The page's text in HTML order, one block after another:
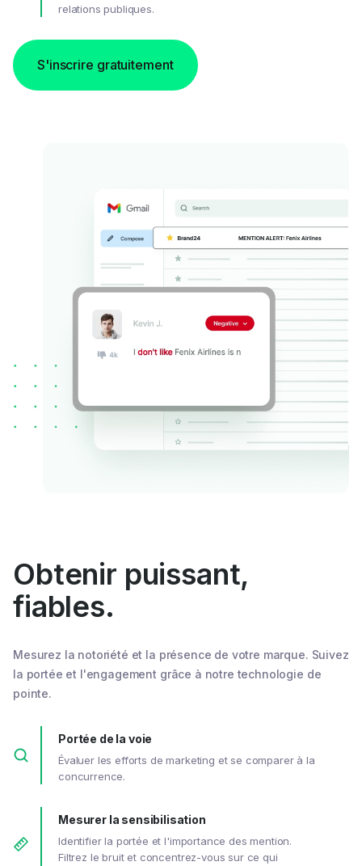
relations publiques.
S'inscrire gratuitement
Obtenir puissant,
fiables.
Mesurez la notoriété et la présence de votre marque. Suivez
la portée et l'engagement grâce à notre technologie de
pointe.
Portée de la voie
Évaluer les efforts de marketing et se comparer à la
concurrence.
Mesurer la sensibilisation
Identifier la portée et l'importance des mention.
Filtrez le bruit et concentrez-vous sur ce qui